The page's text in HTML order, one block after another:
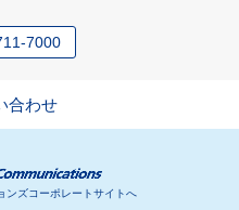
7000
合わせ
ンズコーポレートサイトへ